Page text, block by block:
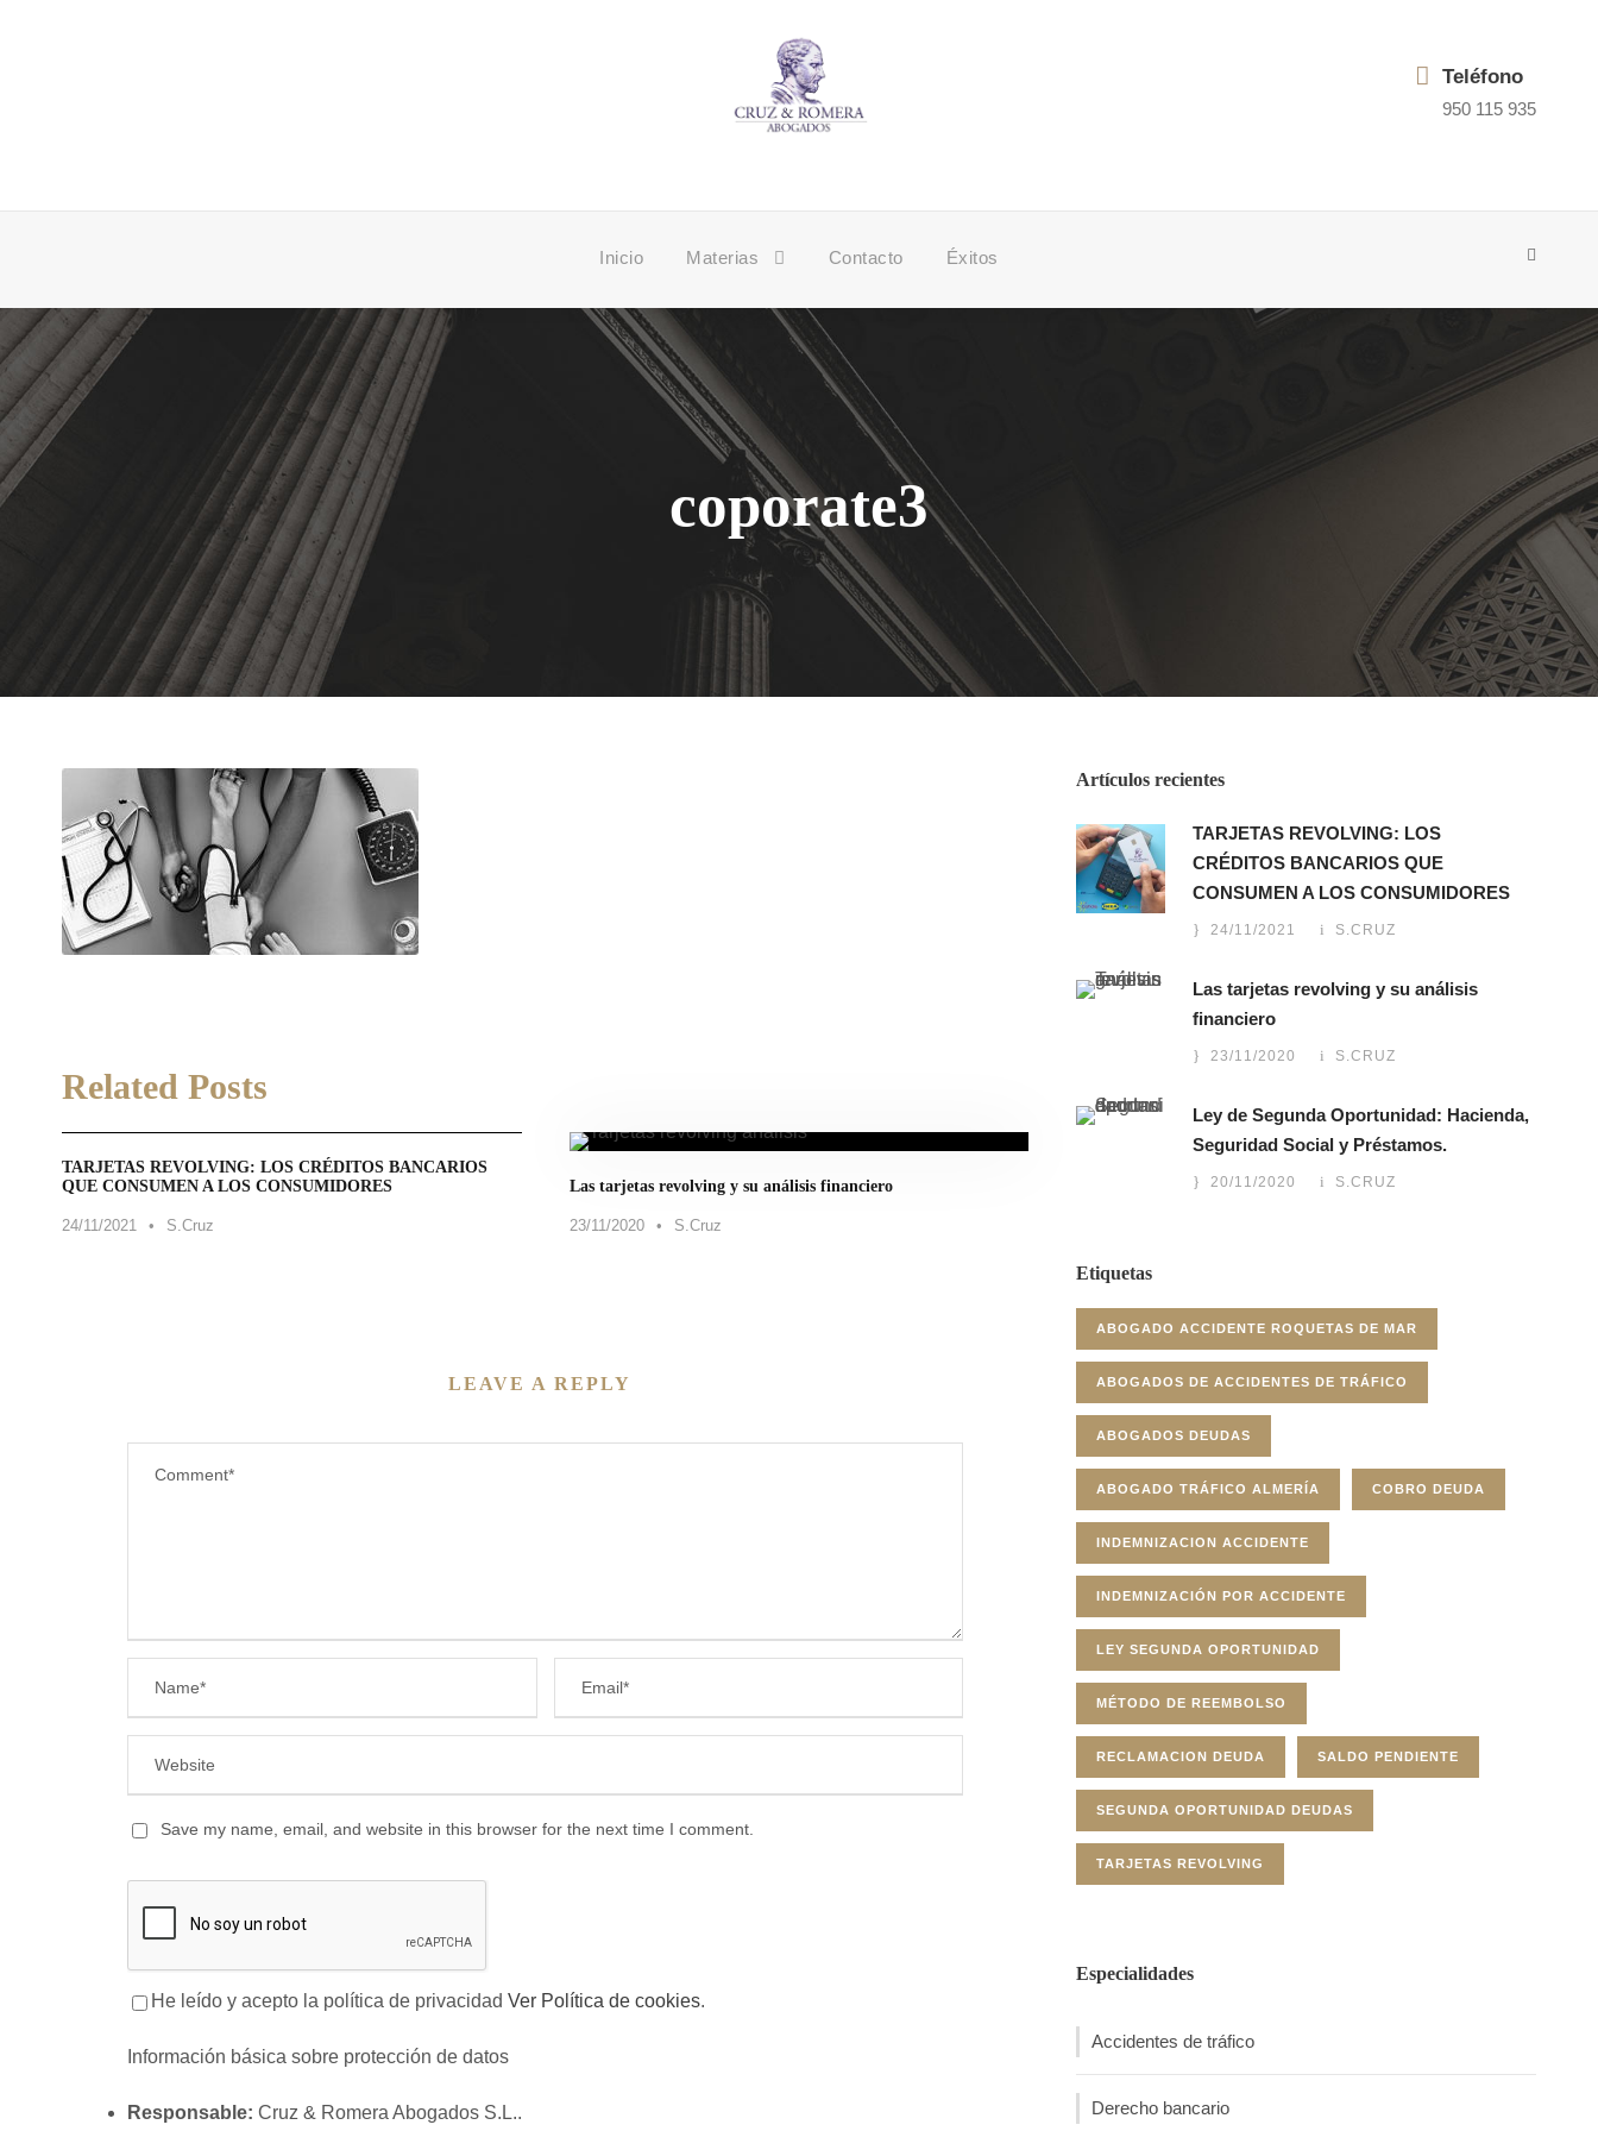
Teléfono
950 115 935
Inicio Materias Contacto Éxitos
coporate3
Related Posts
TARJETAS REVOLVING: LOS CRÉDITOS BANCARIOS
QUE CONSUMEN A LOS CONSUMIDORES
24/11/2021 • S.Cruz
Las tarjetas revolving y su análisis financiero
23/11/2020 • S.Cruz
LEAVE A REPLY
Save my name, email, and website in this browser for the next time I comment.
He leído y acepto la política de privacidad Ver Política de cookies.
Información básica sobre protección de datos
Responsable: Cruz & Romera Abogados S.L..
Artículos recientes
TARJETAS REVOLVING: LOS
CRÉDITOS BANCARIOS QUE
CONSUMEN A LOS CONSUMIDORES
24/11/2021 S.CRUZ
Las tarjetas revolving y su análisis
financiero
23/11/2020 S.CRUZ
Ley de Segunda Oportunidad: Hacienda,
Seguridad Social y Préstamos.
20/11/2020 S.CRUZ
Etiquetas
ABOGADO ACCIDENTE ROQUETAS DE MAR
ABOGADOS DE ACCIDENTES DE TRÁFICO
ABOGADOS DEUDAS
ABOGADO TRÁFICO ALMERÍA COBRO DEUDA
INDEMNIZACION ACCIDENTE
INDEMNIZACIÓN POR ACCIDENTE
LEY SEGUNDA OPORTUNIDAD
MÉTODO DE REEMBOLSO
RECLAMACION DEUDA SALDO PENDIENTE
SEGUNDA OPORTUNIDAD DEUDAS
TARJETAS REVOLVING
Especialidades
Accidentes de tráfico
Derecho bancario